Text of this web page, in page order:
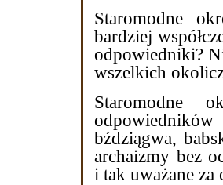
Staromodne
bardziej
odpowiedniki?
wszelkich
Staromodne
bździągwa,
archaizmy bez
i tak uważane za